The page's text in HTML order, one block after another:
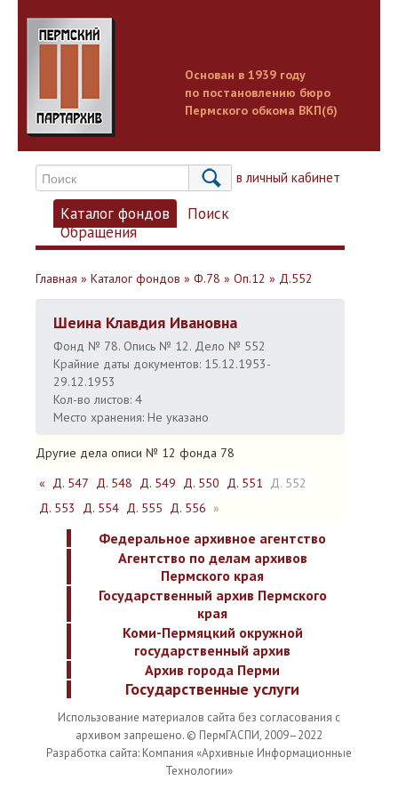
Основан в 1939 году
по постановлению бюро
Пермского обкома ВКП(б)
Вход в личный кабинет
Каталог фондов
Поиск
Обращения
Главная » Каталог фондов » Ф.78 » Оп.12 » Д.552
Шеина Клавдия Ивановна
Фонд № 78. Опись № 12. Дело № 552
Крайние даты документов: 15.12.1953-
29.12.1953
Кол-во листов: 4
Место хранения: Не указано
Другие дела описи № 12 фонда 78
« Д. 547 Д. 548 Д. 549 Д. 550 Д. 551 Д. 552
Д. 553
Д. 554 Д. 555 Д. 556 »
Федеральное архивное агентство
Агентство по делам архивов
Пермского края
Государственный архив Пермского
края
Коми-Пермяцкий окружной
государственный архив
Архив города Перми
Государственные услуги
Использование материалов сайта без согласования с
архивом запрещено. © ПермГАСПИ, 2009–2022
Разработка сайта: Компания «Архивные Информационные
Технологии»